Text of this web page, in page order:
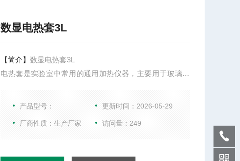
数显电热套3L
【简介】数显电热套3L
电热套是实验室中常用的通用加热仪器，主要用于玻璃容
成半球形加热内套，并配有控制电路，具有升温快、温度
验的理想设备。
产品型号： 更新时间：2026-05-29
厂商性质：生产厂家 访问量：249